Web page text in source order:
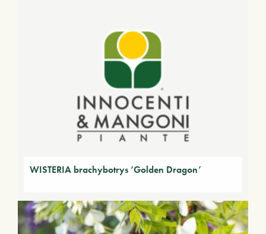
WISTERIA brachybotrys ‘Golden Dragon’